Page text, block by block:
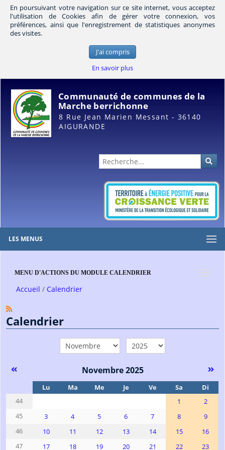
En poursuivant votre navigation sur ce site internet, vous acceptez
l'utilisation de Cookies afin de gérer votre connexion, vos
préférences, ainsi que l'enregistrement de statistiques anonymes
des visites.
J'ai compris
En savoir plus
Communauté de communes de la
Marche berrichonne
8 Rue Jean Marien Messant - 36140
AIGURANDE
LES MENUS
MENU D'ACTIONS DU MODULE CALENDRIER
Accueil Calendrier
Calendrier
mois année
Novembre 2025
Lu Ma Me Je Ve Sa
Di
44
1
2
45
3 4 5 6 7 8
9
46
10 11 12 13 14 15
16
47
17 18 19 20 21 22 23